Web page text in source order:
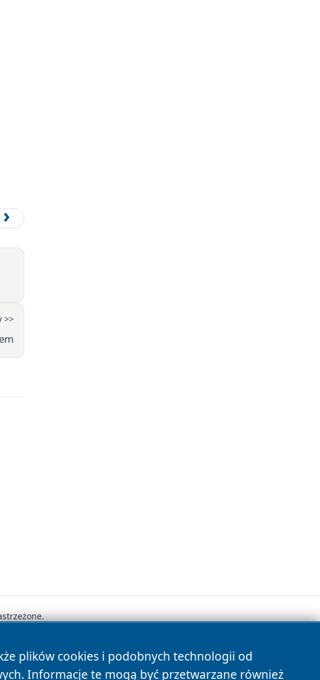
>>
plików cookies i podobnych technologii od
Informacje te mogą być przetwarzane również
Cookies